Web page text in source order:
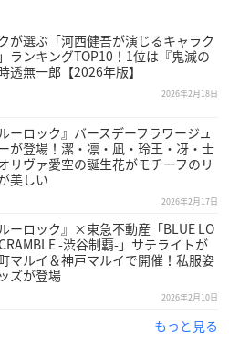
が選ぶ「河西健吾が演じるキャラク
ランキングTOP10！1位は『鬼滅の
透無一郎【2026年版】
2026年2月18日
ーロック』バースデーフラワージュ
が登場！潔・凛・凪・玲王・冴・士
リヴァ愛空の誕生花がモチーフのリ
美しい
2026年2月17日
ルーロック』×東急不動産「BLUE LO
-渋谷制覇-」サテライトが
マルイ＆神戸マルイで開催！私服姿
ズが登場
2026年2月10日
もっと見る